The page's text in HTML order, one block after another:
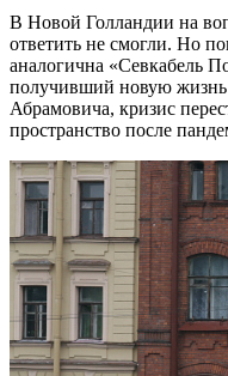
В Новой Голландии на
ответить не смогли. Но
аналогична «Севкабель
получивший новую жизнь
Абрамовича, кризис
пространство после